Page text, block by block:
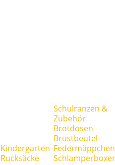
Kindergarten-
Rucksäcke
Schulranzen &
Zubehör
Brotdosen
Brustbeutel
Federmäppchen